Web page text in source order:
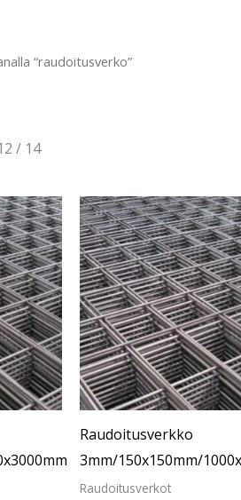
“raudoitusverko”
/ 14
Raudoitusverkko
3mm/150x150mm/
Raudoitusverkot